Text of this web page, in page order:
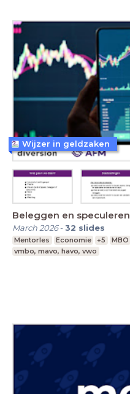
Beleggen en speculeren
March 2026-32 slides
Mentorles Economie +5 MBO
vmbo, mavo, havo, vwo
Wijzer in geldzaken